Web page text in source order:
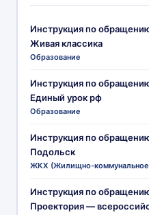
Инструкция по
Живая классика
Образование
Инструкция по
Единый урок рф
Образование
Инструкция по
Подольск
ЖКХ (Жилищно-коммунальное
Инструкция по
Проектория —